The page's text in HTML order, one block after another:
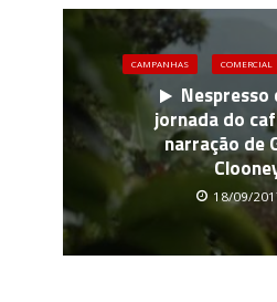
CAMPANHAS COMERCIAL
Nespresso
jornada do
narração de
18/09/